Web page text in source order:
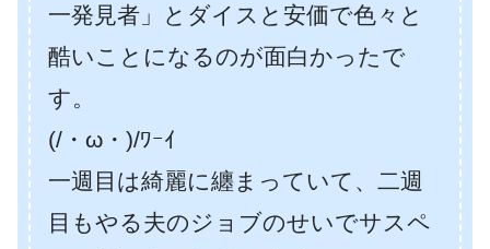
一発見者」とダイスと安価で色々と
酷いことになるのが面白かったで
す。
(/・ω・)/ﾜｰｲ
一週目は綺麗に纏まっていて、二週
目もやる夫のジョブのせいでサスペ